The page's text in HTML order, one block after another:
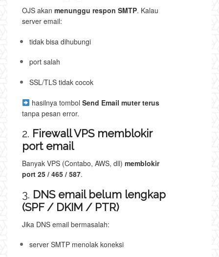
OJS akan menunggu respon SMTP. Kalau
server email:
tidak bisa dihubungi
port salah
SSL/TLS tidak cocok
hasilnya tombol Send Email muter terus
tanpa pesan error.
2. Firewall VPS memblokir
port email
Banyak VPS (Contabo, AWS, dll) memblokir
port 25 / 465 / 587.
3. DNS email belum lengkap
(SPF / DKIM / PTR)
Jika DNS email bermasalah:
server SMTP menolak koneksi